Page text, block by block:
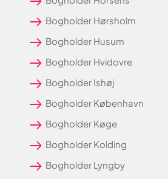
Bogholder Hørsholm
Bogholder Husum
Bogholder Hvidovre
Bogholder Ishøj
Bogholder København
Bogholder Køge
Bogholder Kolding
Bogholder Lyngby